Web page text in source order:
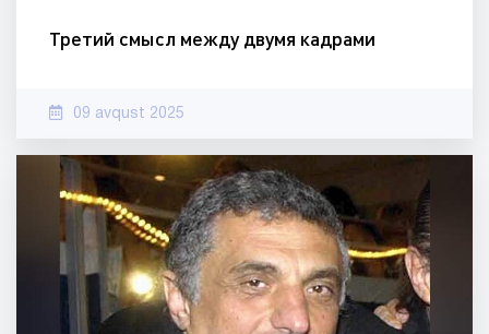
Третий смысл между двумя кадрами
09 avqust 2025